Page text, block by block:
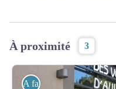
À proximité 3
A faire